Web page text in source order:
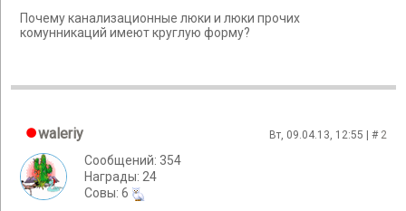
Почему канализационные люки и люки прочих
комунникаций имеют круглую форму?
waleriy Вт, 09.04.13, 12:55 | # 2
Сообщений: 354
Награды: 24
Cовы: 6